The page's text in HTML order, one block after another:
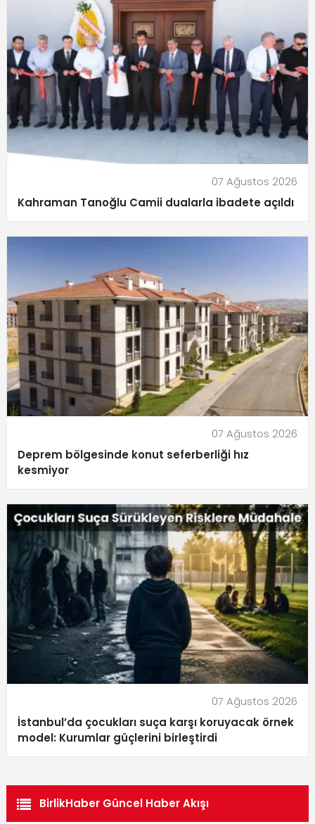
07 Ağustos 2026
Kahraman Tanoğlu Camii dualarla ibadete açıldı
07 Ağustos 2026
Deprem bölgesinde konut seferberliği hız
kesmiyor
07 Ağustos 2026
İstanbul’da çocukları suça karşı koruyacak örnek
model: Kurumlar güçlerini birleştirdi
BirlikHaber Güncel Haber Akışı